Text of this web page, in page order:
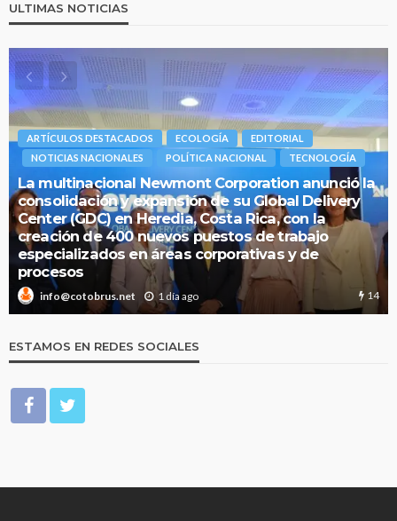
ULTIMAS NOTICIAS
ARTÍCULOS DESTACADOS ECOLOGÍA
EDITORIAL
NOTICIAS NACIONALES
POLÍTICA NACIONAL TECNOLOGÍA
La multinacional Newmont Corporation anunció la
consolidación y expansión de su Global Delivery
Center (GDC) en Heredia, Costa Rica, con la
creación de 400 nuevos puestos de trabajo
especializados en áreas corporativas y de
procesos
info@cotobrus.net 1 día ago 14
ESTAMOS EN REDES SOCIALES